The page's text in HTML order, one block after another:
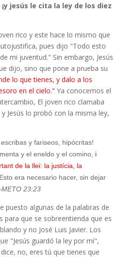
¡y jesús le cita la ley de los diez
rico y este hace lo mismo que
pues dijo "Todo esto
mi juventud." Sin embargo, Jesús
dijo, sino que pone a prueba su
lo que tienes, y dalo a los
en el cielo." Ya conocemos el
El joven rico clamaba
Jesús lo probó con la misma ley,
y fariseos, hipócritas!
y el eneldo y el comino, i
de la llei: la justícia, la
Esto era necesario hacer, sin dejar
23:23
puesto algunas de la palabras de
para que se sobreentienda que es
y no José Luis Javier. Los
"Jesús guardó la ley por mí",
no, eres tú que tienes que